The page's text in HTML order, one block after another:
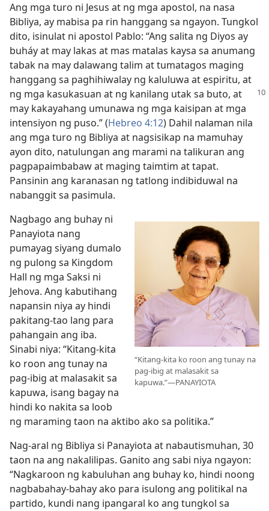
Ang mga turo ni Jesus at ng mga apostol, na nasa
Bibliya, ay mabisa pa rin hanggang sa ngayon. Tungkol
dito, isinulat ni apostol Pablo: “Ang salita ng Diyos ay
buháy at may lakas at mas matalas kaysa sa anumang
tabak na may dalawang talim at tumatagos maging
hanggang sa paghihiwalay ng kaluluwa at espiritu, at
ng mga kasukasuan at ng kanilang utak sa buto, at
may kakayahang umunawa ng mga kaisipan at mga
intensiyon ng puso.” (Hebreo 4:12) Dahil nalaman nila
ang mga turo ng Bibliya at nagsisikap na mamuhay
ayon dito, natulungan ang marami na talikuran ang
pagpapaimbabaw at maging taimtim at tapat.
Pansinin ang karanasan ng tatlong indibiduwal na
nabanggit sa pasimula.
“Kitang-kita ko roon ang tunay na
pag-ibig at malasakit sa
kapuwa.”—PANAYIOTA
Nagbago ang buhay ni
Panayiota nang
pumayag siyang dumalo
ng pulong sa Kingdom
Hall ng mga Saksi ni
Jehova. Ang kabutihang
napansin niya ay hindi
pakitang-tao lang para
pahangain ang iba.
Sinabi niya: “Kitang-kita
ko roon ang tunay na
pag-ibig at malasakit sa
kapuwa, isang bagay na
hindi ko nakita sa loob
ng maraming taon na aktibo ako sa politika.”
Nag-aral ng Bibliya si Panayiota at nabautismuhan, 30
taon na ang nakalilipas. Ganito ang sabi niya ngayon:
“Nagkaroon ng kabuluhan ang buhay ko, hindi noong
nagbabahay-bahay ako para isulong ang politikal na
partido, kundi nang ipangaral ko ang tungkol sa